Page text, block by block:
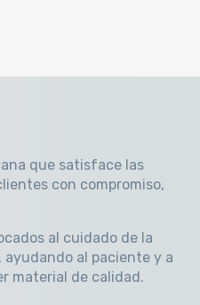
que satisface las
con compromiso,
al cuidado de la
al paciente y a
material de calidad.